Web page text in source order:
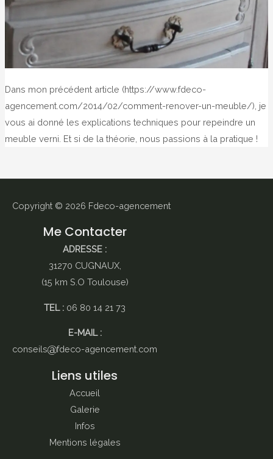
Dans mon précédent article (https://www.fdeco-
agencement.com/2014/02/comment-renover-un-meuble/), je
vous ai donné les explications techniques pour repeindre un
meuble verni. Et si de la théorie, nous passions à la pratique !
Copyright © 2026 Fdeco-agencement
Me Contacter
ADRESSE :
31270 CUGNAUX,
(15 km S.O Toulouse)
TEL : 06 80 14 21 73
E-MAIL :
conseils
fdeco-agencement.com
Liens utiles
Accueil
Galerie
Infos
Mentions légales